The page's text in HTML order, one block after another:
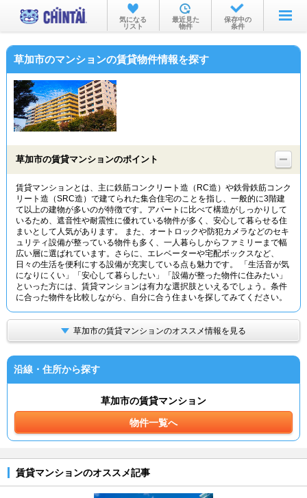
お部屋を探す
沿線・駅から
物件特集から
TOP
気になる
リスト
最近見た
物件
保存中の
条件
草加市のマンションの賃貸物件情報を探す
草加市の賃貸マンションのポイント
賃貸マンションとは、主に鉄筋コンクリート造（RC造）や鉄骨鉄筋コンク
リート造（SRC造）で建てられた集合住宅のことを指し、一般的に3階建
て以上の建物が多いのが特徴です。アパートに比べて構造がしっかりして
いるため、遮音性や耐震性に優れている物件が多く、安心して暮らせる住
まいとして人気があります。 また、オートロックや防犯カメラなどのセキ
ュリティ設備が整っている物件も多く、一人暮らしからファミリーまで幅
広い層に選ばれています。さらに、エレベーターや宅配ボックスなど、
日々の生活を便利にする設備が充実している点も魅力です。 「生活音が気
になりにくい」「安心して暮らしたい」「設備が整った物件に住みたい」
といった方には、賃貸マンションは有力な選択肢といえるでしょう。条件
に合った物件を比較しながら、自分に合う住まいを探してみてください。
草加市の賃貸マンションのオススメ情報を見る
沿線・住所から探す
草加市の賃貸マンション
物件一覧へ
賃貸マンションのオススメ記事